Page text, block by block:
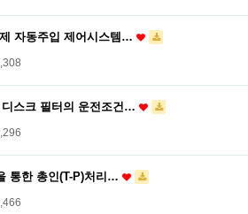
자동주입 제어시스템…
스크 필터의 운전조건…
통한 총인(T-P)처리…